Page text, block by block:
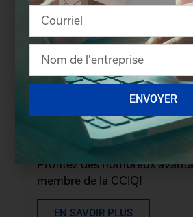
Devenez membre
Profitez des nombreux
membre de la CCIQ!
EN SAVOIR PLUS
ENVOYER